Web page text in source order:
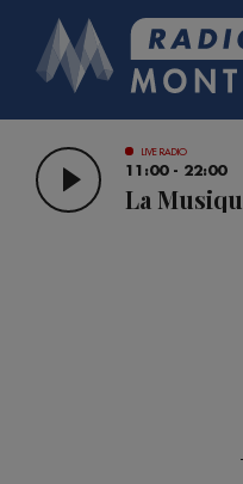
LIVE RADIO
11:00 - 22:00